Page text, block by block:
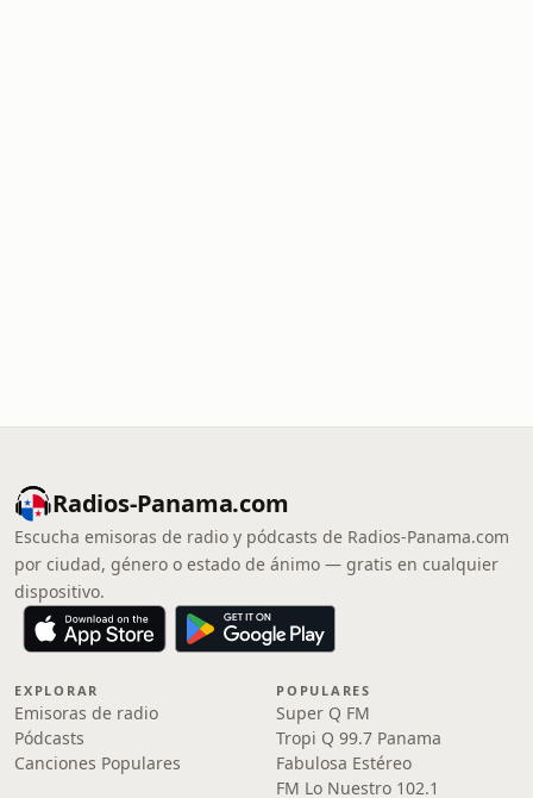
Radios-Panama.com
Escucha emisoras de radio y pódcasts de Radios-Panama.com
por ciudad, género o estado de ánimo — gratis en cualquier
dispositivo.
EXPLORAR
Emisoras de radio
Pódcasts
Canciones Populares
POPULARES
Super Q FM
Tropi Q 99.7 Panama
Fabulosa Estéreo
FM Lo Nuestro 102.1